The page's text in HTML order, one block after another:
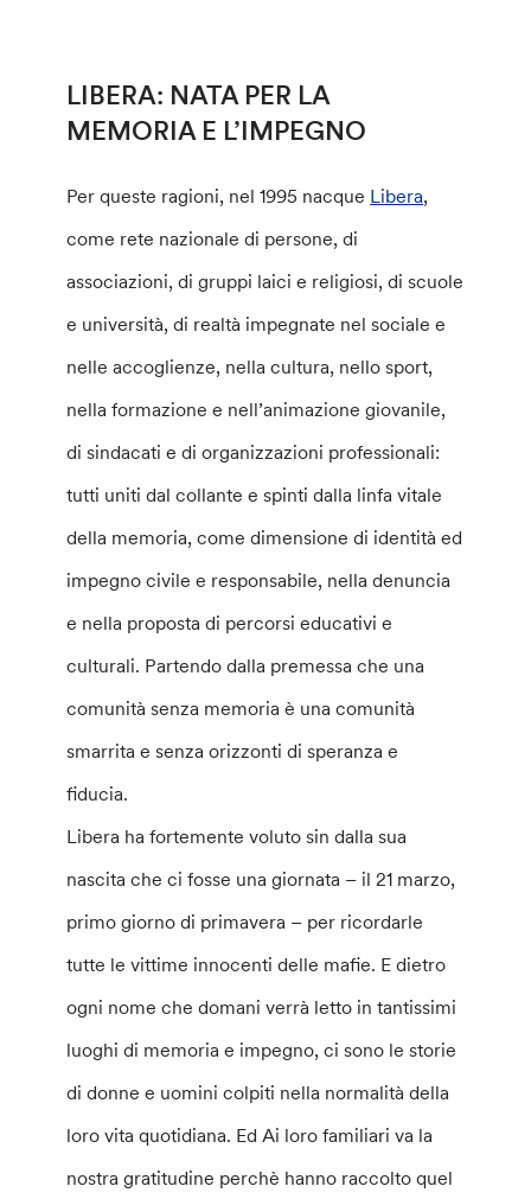
LIBERA: NATA PER LA
MEMORIA E L’IMPEGNO
Per queste ragioni, nel 1995 nacque Libera,
come rete nazionale di persone, di
associazioni, di gruppi laici e religiosi, di scuole
e università, di realtà impegnate nel sociale e
nelle accoglienze, nella cultura, nello sport,
nella formazione e nell’animazione giovanile,
di sindacati e di organizzazioni professionali:
tutti uniti dal collante e spinti dalla linfa vitale
della memoria, come dimensione di identità ed
impegno civile e responsabile, nella denuncia
e nella proposta di percorsi educativi e
culturali. Partendo dalla premessa che una
comunità senza memoria è una comunità
smarrita e senza orizzonti di speranza e
fiducia.
Libera ha fortemente voluto sin dalla sua
nascita che ci fosse una giornata – il 21 marzo,
primo giorno di primavera – per ricordarle
tutte le vittime innocenti delle mafie. E dietro
ogni nome che domani verrà letto in tantissimi
luoghi di memoria e impegno, ci sono le storie
di donne e uomini colpiti nella normalità della
loro vita quotidiana. Ed Ai loro familiari va la
nostra gratitudine perchè hanno raccolto quel